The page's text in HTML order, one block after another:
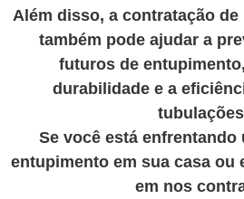
Além disso, a contratação
também pode ajudar a
futuros de
durabilidade e a
Se você está enfrentando
entupimento em sua casa ou
em nos